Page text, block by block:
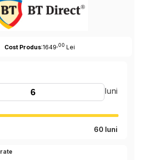
Cost Produs:1649 ,00 Lei
luni
60 luni
rate